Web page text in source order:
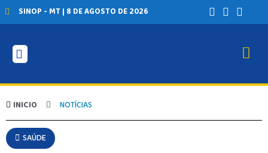
SINOP - MT | 8 DE AGOSTO DE 2026
INICIO NOTÍCIAS
SAÚDE